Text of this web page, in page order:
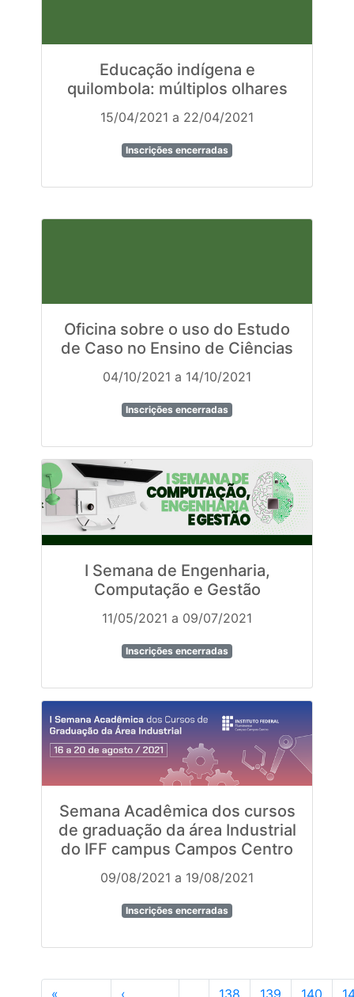
Educação indígena e
quilombola: múltiplos olhares
15/04/2021 a 22/04/2021
Inscrições encerradas
Oficina sobre o uso do Estudo
de Caso no Ensino de Ciências
04/10/2021 a 14/10/2021
Inscrições encerradas
I Semana de Engenharia,
Computação e Gestão
11/05/2021 a 09/07/2021
Inscrições encerradas
Semana Acadêmica dos cursos
de graduação da área Industrial
do IFF campus Campos Centro
09/08/2021 a 19/08/2021
Inscrições encerradas